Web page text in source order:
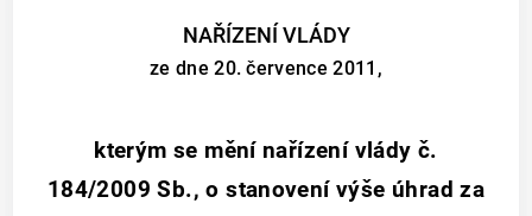
NAŘÍZENÍ VLÁDY
ze dne 20. července 2011,
kterým se mění nařízení vlády č.
184/2009 Sb., o stanovení výše úhrad za